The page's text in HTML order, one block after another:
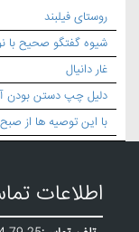
روستای فیلبند
شیوه گفتگو صحیح با
غار دانیال
دلیل چپ دستن بودن
با این توصیه ها از
اطلاعات